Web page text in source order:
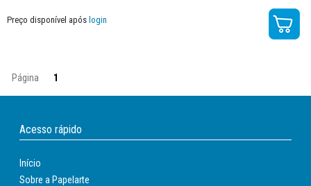
Preço disponível após login
Página 1
Acesso rápido
Início
Sobre a Papelarte